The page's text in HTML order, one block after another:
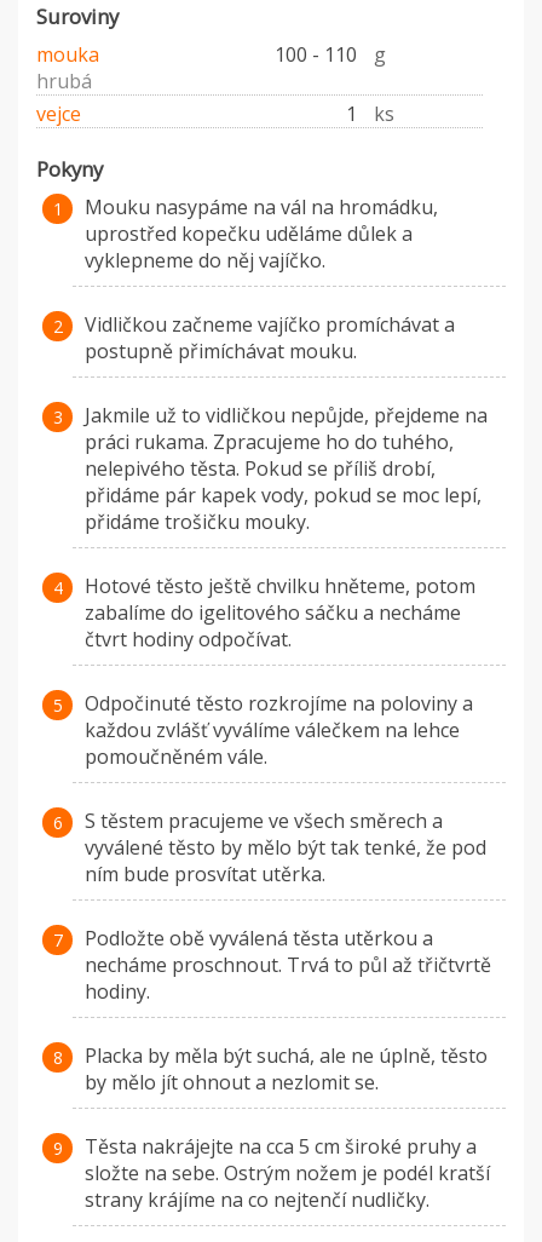
Suroviny
mouka 100 - 110
g
hrubá
vejce
1 ks
Pokyny
Mouku nasypáme na vál na hromádku,
uprostřed kopečku uděláme důlek a
vyklepneme do něj vajíčko.
Vidličkou začneme vajíčko promíchávat a
postupně přimíchávat mouku.
Jakmile už to vidličkou nepůjde, přejdeme na
práci rukama. Zpracujeme ho do tuhého,
nelepivého těsta. Pokud se příliš drobí,
přidáme pár kapek vody, pokud se moc lepí,
přidáme trošičku mouky.
Hotové těsto ještě chvilku hněteme, potom
zabalíme do igelitového sáčku a necháme
čtvrt hodiny odpočívat.
Odpočinuté těsto rozkrojíme na poloviny a
každou zvlášť vyválíme válečkem na lehce
pomoučněném vále.
S těstem pracujeme ve všech směrech a
vyválené těsto by mělo být tak tenké, že pod
ním bude prosvítat utěrka.
Podložte obě vyválená těsta utěrkou a
necháme proschnout. Trvá to půl až třičtvrtě
hodiny.
Placka by měla být suchá, ale ne úplně, těsto
by mělo jít ohnout a nezlomit se.
Těsta nakrájejte na cca 5 cm široké pruhy a
složte na sebe. Ostrým nožem je podél kratší
strany krájíme na co nejtenčí nudličky.